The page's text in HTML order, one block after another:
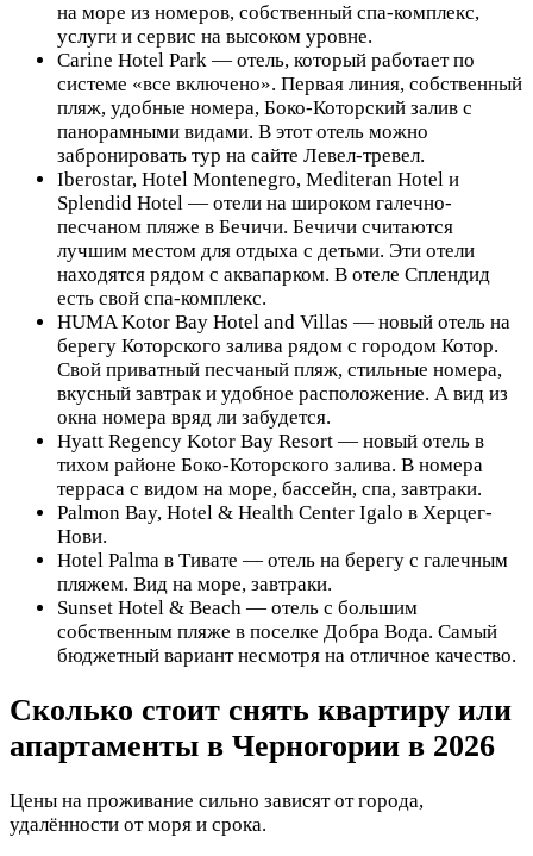
на море из номеров, собственный спа-комплекс,
услуги и сервис на высоком уровне.
Carine Hotel Park — отель, который работает по
системе «все включено». Первая линия, собственный
пляж, удобные номера, Боко-Которский залив с
панорамными видами. В этот отель можно
забронировать тур на сайте Левел-тревел.
Iberostar, Hotel Montenegro, Mediteran Hotel и
Splendid Hotel — отели на широком галечно-
песчаном пляже в Бечичи. Бечичи считаются
лучшим местом для отдыха с детьми. Эти отели
находятся рядом с аквапарком. В отеле Сплендид
есть свой спа-комплекс.
HUMA Kotor Bay Hotel and Villas — новый отель на
берегу Которского залива рядом с городом Котор.
Свой приватный песчаный пляж, стильные номера,
вкусный завтрак и удобное расположение. А вид из
окна номера вряд ли забудется.
Hyatt Regency Kotor Bay Resort — новый отель в
тихом районе Боко-Которского залива. В номера
терраса с видом на море, бассейн, спа, завтраки.
Palmon Bay, Hotel & Health Center Igalo в Херцег-
Нови.
Hotel Palma в Тивате — отель на берегу с галечным
пляжем. Вид на море, завтраки.
Sunset Hotel & Beach — отель с большим
собственным пляже в поселке Добра Вода. Самый
бюджетный вариант несмотря на отличное качество.
Сколько стоит снять квартиру или
апартаменты в Черногории в 2026
Цены на проживание сильно зависят от города,
удалённости от моря и срока.